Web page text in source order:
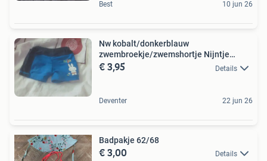
Best 10 jun 26
Nw kobalt/donkerblauw
zwembroekje/zwemshortje Nijntje
62/68
€ 3,95 Details
Deventer 22 jun 26
Badpakje 62/68
€ 3,00 Details